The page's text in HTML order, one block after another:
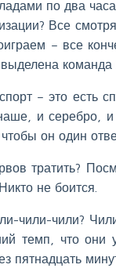
по два
Все
– все
команда
– это есть
и серебро,
он один
тратить?
не боится.
чили-чили?
темп, что они
пятнадцать